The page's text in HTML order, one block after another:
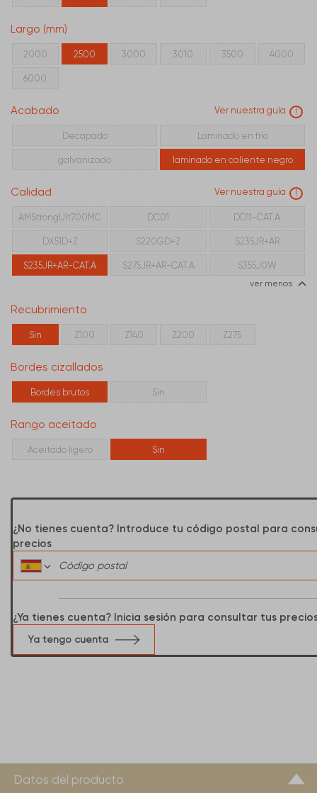
Largo (mm)
2000 2500 3000 3010 3500 4000
6000
Acabado Ver nuestra guía !
Decapado Laminado en frio
galvanizado laminado en caliente negro
Calidad Ver nuestra guía !
AMStrongUlt700MC DC01 DD11-CAT.A
DX51D+Z S220GD+Z S235JR+AR
S235JR+AR-CAT.A S275JR+AR-CAT.A
S355J0W
ver menos
Recubrimiento
Sin Z100 Z140 Z200 Z275
Bordes cizallados
Bordes brutos Sin
Rango aceitado
Aceitado ligero Sin
¿No tienes cuenta? Introduce tu código postal para
precios
¿Ya tienes cuenta? Inicia sesión para consultar tus
Ya tengo cuenta
Datos del producto